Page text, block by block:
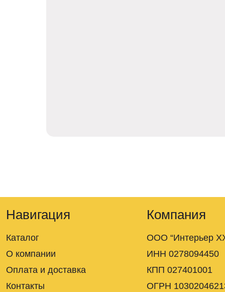
Навигация
Каталог
О компании
Оплата и доставка
Контакты
Компания
ООО “Интерьер
ИНН 0278094450
КПП 027401001
ОГРН